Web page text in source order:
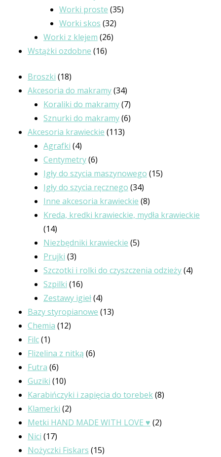
produktów
Worki proste 3535
Worki skos 3232
Worki z klejem 2626
Wstążki ozdobne 1616
Broszki 1818
produktów
Akcesoria do makramy 3434
produkty
Koraliki do makramy 77
produktów
Sznurki do makramy 66
Akcesoria krawieckie 113113
Agrafki 44
produkty
Centymetry 66
produktów
Igły do szycia maszynowego 1515
Igły do szycia ręcznego 3434
produkty
Inne akcesoria krawieckie 88
produktów
Kreda, kredki krawieckie, mydła krawieckie
1414
produktów
Niezbędniki krawieckie 55
Prujki 33
produkty
Szczotki i rolki do czyszczenia odzieży 44
Szpilki 1616
produktów
Zestawy igieł 44
produkty
Bazy styropianowe 1313
Chemia 1212
Filc 11
produkt
Flizelina z nitką 66
Futra 66
produktów
Guziki 1010
produktów
Karabińczyki i zapięcia do torebek 88
Klamerki 22
produkty
Metki HAND MADE WITH LOVE ♥ 22
Nici 1717
produktów
Nożyczki Fiskars 1515